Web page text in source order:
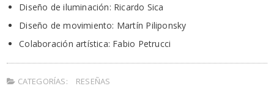
Diseño de iluminación: Ricardo Sica
Diseño de movimiento: Martín Piliponsky
Colaboración artística: Fabio Petrucci
CATEGORÍAS: RESEÑAS